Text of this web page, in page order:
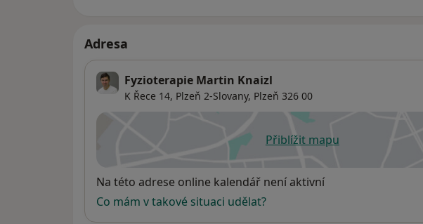
Adresa
Fyzioterapie Martin Knaizl
K Řece 14, Plzeň 2-Slovany, Plzeň 326 00
Přiblížit mapuse otevře v nové záložce
Dostupnost
Na této adrese online kalendář není aktivní
Co mám v takové situaci udělat?